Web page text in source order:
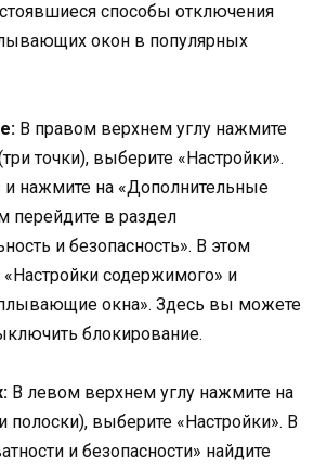
способы отключения
окон в популярных
В правом верхнем углу нажмите
точки), выберите «Настройки».
и нажмите на «Дополнительные
перейдите в раздел
и безопасность». В этом
«Настройки содержимого» и
окна». Здесь вы можете
блокирование.
В левом верхнем углу нажмите на
полоски), выберите «Настройки». В
и безопасности» найдите